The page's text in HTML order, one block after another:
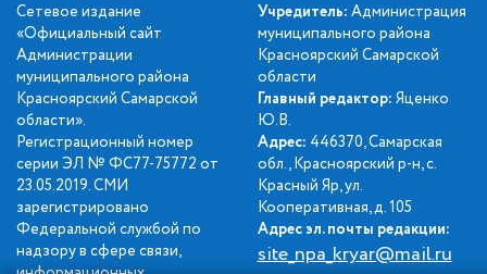
Сетевое издание
«Официальный сайт
Администрации
муниципального района
Красноярский Самарской
области».
Регистрационный номер
серии ЭЛ № ФС77-75772 от
23.05.2019. СМИ
зарегистрировано
Федеральной службой по
надзору в сфере связи,
Учредитель: Администрация
муниципального района
Красноярский Самарской
области
Главный редактор: Яценко
Ю.В.
Адрес: 446370, Самарская
обл., Красноярский р-н, с.
Красный Яр, ул.
Кооперативная, д. 105
Адрес эл. почты редакции:
site_npa_kryar@mail.ru